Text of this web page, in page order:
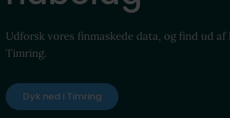
Udforsk vores finmaskede data, og find ud
Timring.
Dyk ned i Timring